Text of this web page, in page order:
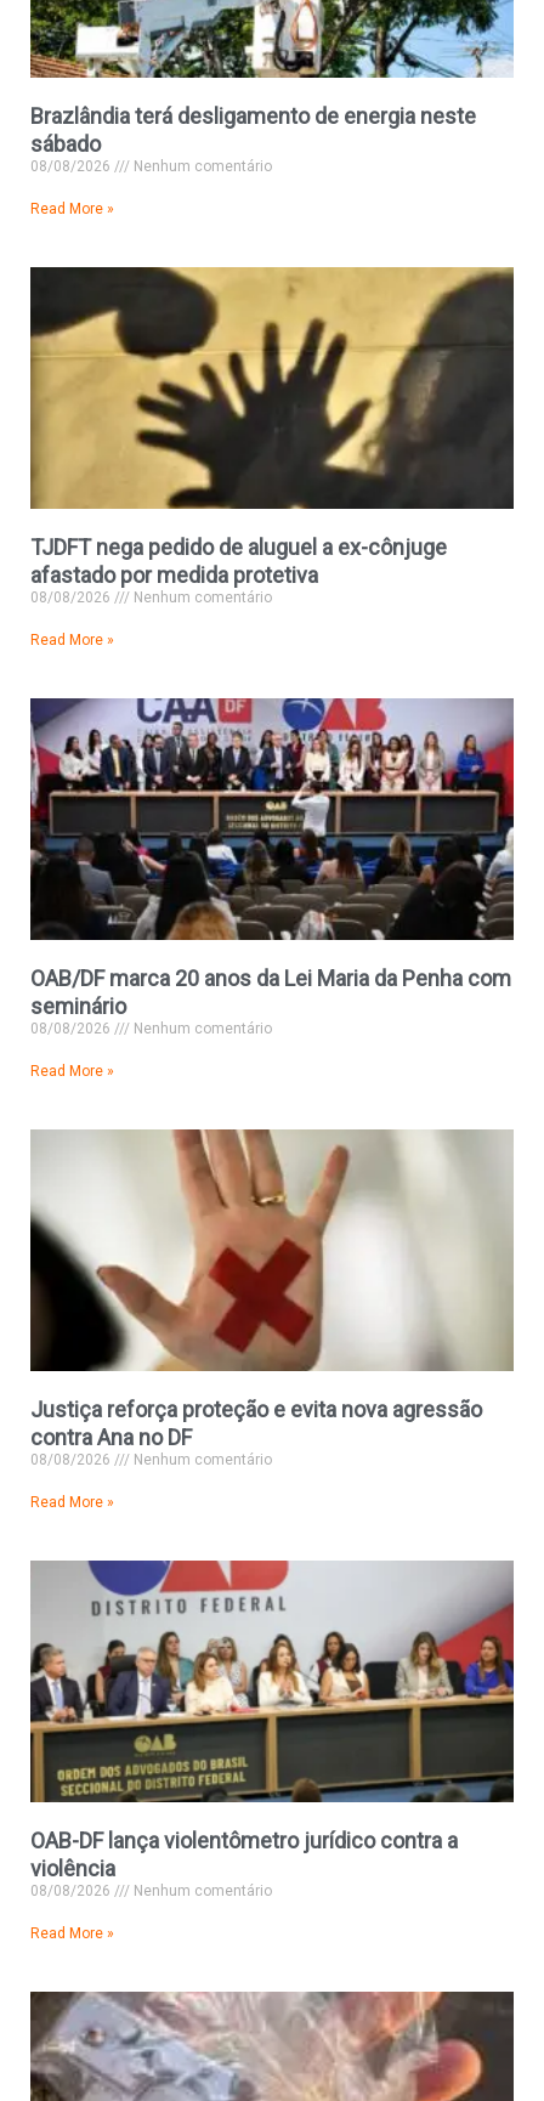
Brazlândia terá desligamento de energia neste
sábado
08/08/2026 Nenhum comentário
Read More »
TJDFT nega pedido de aluguel a ex-cônjuge
afastado por medida protetiva
08/08/2026 Nenhum comentário
Read More »
OAB/DF marca 20 anos da Lei Maria da Penha com
seminário
08/08/2026 Nenhum comentário
Read More »
Justiça reforça proteção e evita nova agressão
contra Ana no DF
08/08/2026 Nenhum comentário
Read More »
OAB-DF lança violentômetro jurídico contra a
violência
08/08/2026 Nenhum comentário
Read More »